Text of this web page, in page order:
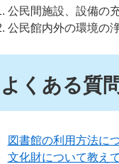
公民間施設、設備の
公民館内外の環境の
よくある質
図書館の利用方法に
文化財について教え